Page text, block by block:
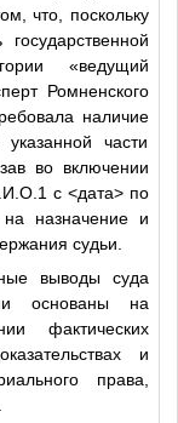
что, поскольку
«ведущий
Ромненского
наличие
части
во включении
с <дата>по
назначение и
судьи.
выводы суда
основаны на
фактических
и
права,